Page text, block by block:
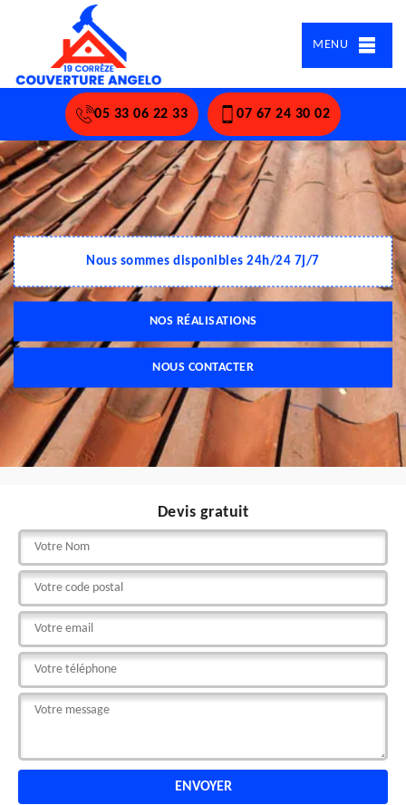
MENU
05 33 06 22 33 07 67 24 30 02
Nous sommes disponibles 24h/24 7j/7
NOS RÉALISATIONS
NOUS CONTACTER
Devis gratuit